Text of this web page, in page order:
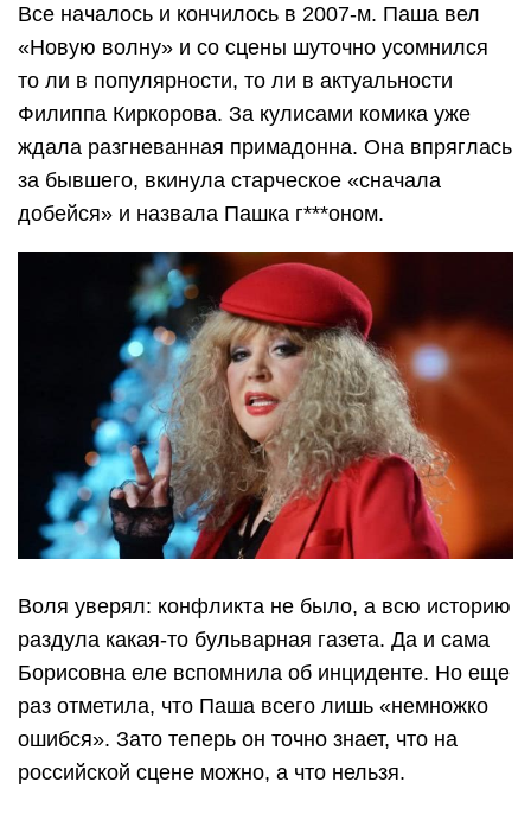
Все началось и кончилось в 2007-м. Паша вел
«Новую волну» и со сцены шуточно усомнился
то ли в популярности, то ли в актуальности
Филиппа Киркорова. За кулисами комика уже
ждала разгневанная примадонна. Она впряглась
за бывшего, вкинула старческое «сначала
добейся» и назвала Пашка г***оном.
Воля уверял: конфликта не было, а всю историю
раздула какая-то бульварная газета. Да и сама
Борисовна еле вспомнила об инциденте. Но еще
раз отметила, что Паша всего лишь «немножко
ошибся». Зато теперь он точно знает, что на
российской сцене можно, а что нельзя.